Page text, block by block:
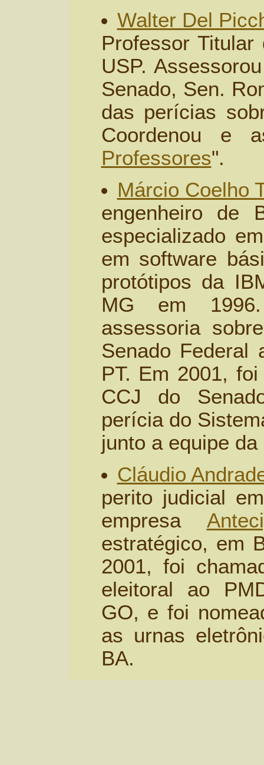
Walter Del
Professor
USP.
Senado, Sen.
das perícias
Coordenou e
Professores".
Márcio Coelho
engenheiro de
especializado
em software
protótipos da
MG em
assessoria
Senado Federal
PT. Em 2001,
CCJ do
perícia do
junto a equipe
Cláudio
perito judicial
empresa
estratégico, em
2001, foi
eleitoral ao
GO, e foi
as urnas
BA.